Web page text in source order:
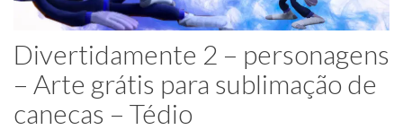
Divertidamente 2 – personagens
– Arte grátis para sublimação de
canecas – Tédio